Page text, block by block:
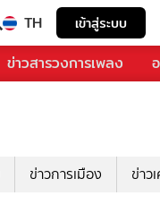
TH เข้าสู่ระบบ
ข่าวสารวงการเพลง
ข่าวการเมือง ข่าว